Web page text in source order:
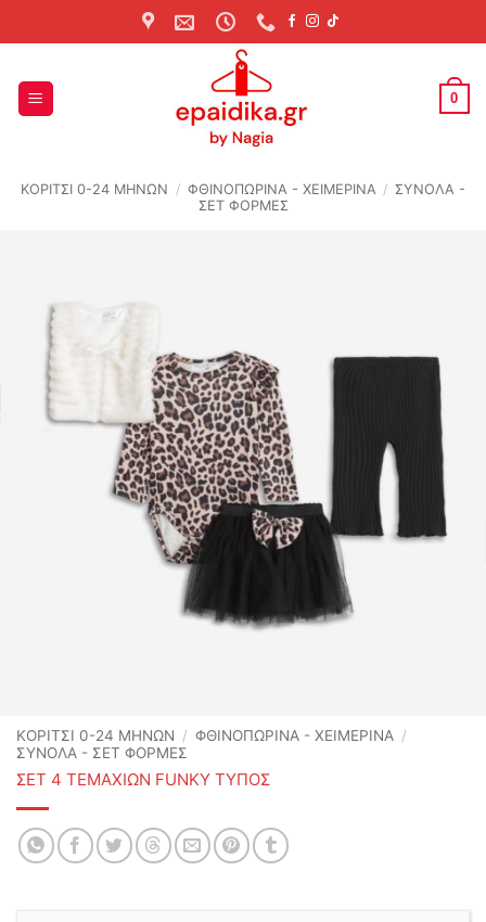
to
0
ΚΟΡΙΤΣΙ 0-24 MΗΝΩΝ / ΦΘΙΝΟΠΩΡΙΝΆ - ΧΕΙΜΕΡΙΝΆ / ΣΥΝΟΛΑ -
ΣΕΤ ΦΟΡΜΕΣ
ΚΟΡΙΤΣΙ 0-24 MΗΝΩΝ / ΦΘΙΝΟΠΩΡΙΝΆ - ΧΕΙΜΕΡΙΝΆ /
ΣΥΝΟΛΑ - ΣΕΤ ΦΟΡΜΕΣ
ΣΕΤ 4 ΤΕΜΑΧΙΩΝ FUNKY ΤΥΠΟΣ